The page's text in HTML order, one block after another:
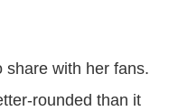
with her fans.
rounded than it